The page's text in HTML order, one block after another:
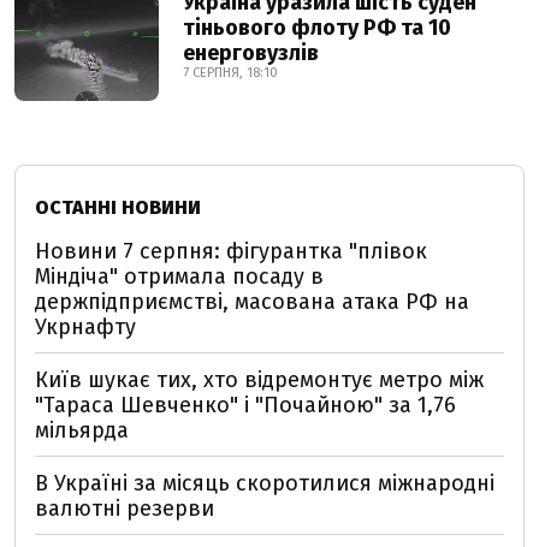
тіньового флоту РФ та 10
енерговузлів
7 СЕРПНЯ, 18:10
ОСТАННІ НОВИНИ
Новини 7 серпня: фігурантка "плівок
Міндіча" отримала посаду в
держпідприємстві, масована атака РФ на
Укрнафту
Київ шукає тих, хто відремонтує метро між
"Тараса Шевченко" і "Почайною" за 1,76
мільярда
В Україні за місяць скоротилися міжнародні
валютні резерви